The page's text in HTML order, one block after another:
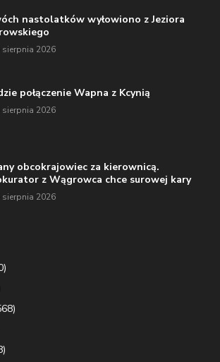
nastolatków wyłowiono z Jeziora
sierpnia 2026
połączenie Wapna z Kcynią
sierpnia 2026
obcokrajowiec za kierownicą.
z Wągrowca chce surowej kary
sierpnia 2026